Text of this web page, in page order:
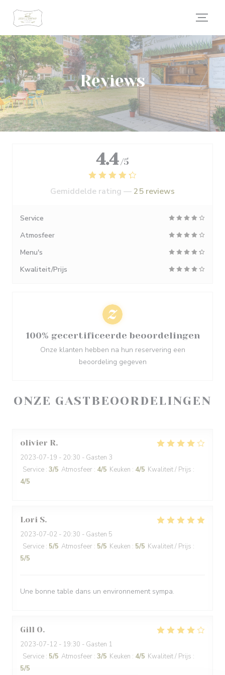
Reviews
ONZE GASTBEOORDELINGEN
olivier R
2023-07-19 - 20:30 - Gasten 3
Service : 3/5 Atmosfeer : 4/5 Keuken : 4/5 Kwaliteit / Prijs :
4/5
Lori S
2023-07-02 - 20:30 - Gasten 5
Service : 5/5 Atmosfeer : 5/5 Keuken : 5/5 Kwaliteit / Prijs :
5/5
Une bonne table dans un environnement sympa.
Gill O
2023-07-12 - 19:30 - Gasten 1
Service : 5/5 Atmosfeer : 3/5 Keuken : 4/5 Kwaliteit / Prijs :
5/5
4.4 /5
Gemiddelde rating —25 reviews
Service
Atmosfeer
Menu's
Kwaliteit/Prijs
100% gecertificeerde beoordelingen
Onze klanten hebben na hun reservering een
beoordeling gegeven